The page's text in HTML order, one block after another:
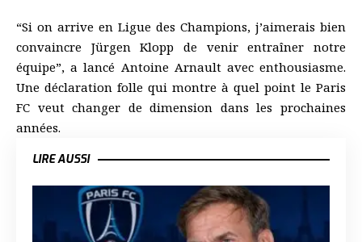
“Si on arrive en Ligue des Champions, j’aimerais bien
convaincre Jürgen Klopp de venir entraîner notre
équipe”, a lancé Antoine Arnault avec enthousiasme.
Une déclaration folle qui montre à quel point le Paris
FC veut changer de dimension dans les prochaines
années.
LIRE AUSSI